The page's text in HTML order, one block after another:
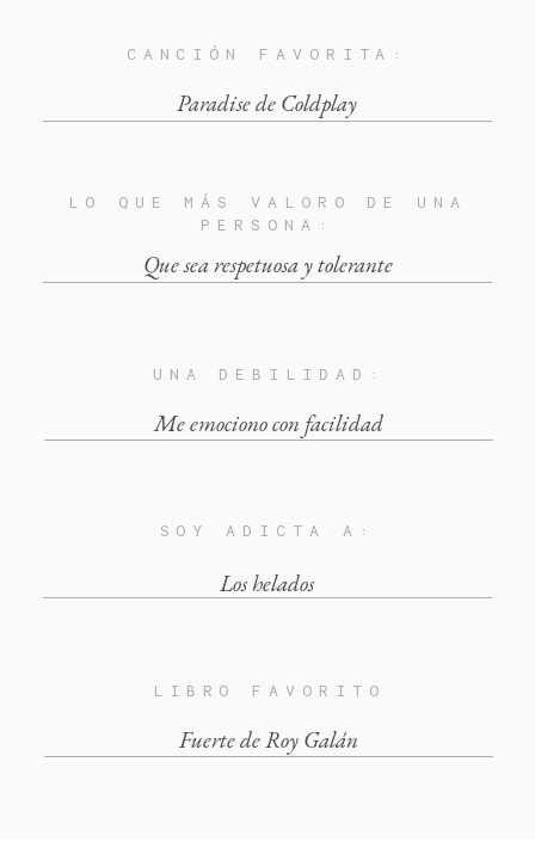
LO QUE MÁS VALORO DE UNA
PERSONA:
Que sea respetuosa y tolerante
UNA DEBILIDAD:
Me emociono con facilidad
SOY ADICTA A:
Los helados
LIBRO FAVORITO
CANCIÓN FAVORITA:
Fuerte de Roy Galán
Paradise de Coldplay